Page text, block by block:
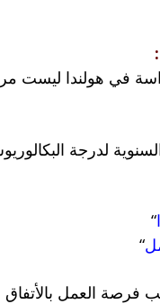
في هولندا ليست
تتراوح بين 1،900 يورو و
“
“
فرصة العمل